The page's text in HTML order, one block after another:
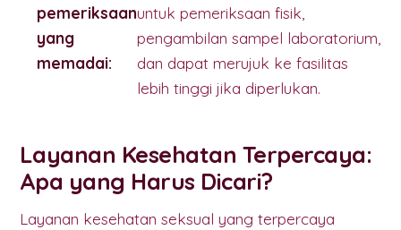
pemeriksaan
yang
memadai:
untuk pemeriksaan fisik,
pengambilan sampel laboratorium,
dan dapat merujuk ke fasilitas
lebih tinggi jika diperlukan.
Layanan Kesehatan Terpercaya:
Apa yang Harus Dicari?
Layanan kesehatan seksual yang terpercaya